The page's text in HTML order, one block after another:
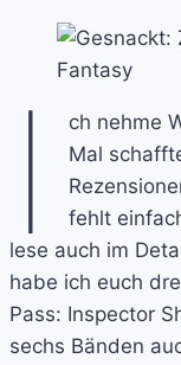
I
ch nehme
Mal
fehlt
lese auch im
habe ich euch
Pass: Inspector
sechs Bänden